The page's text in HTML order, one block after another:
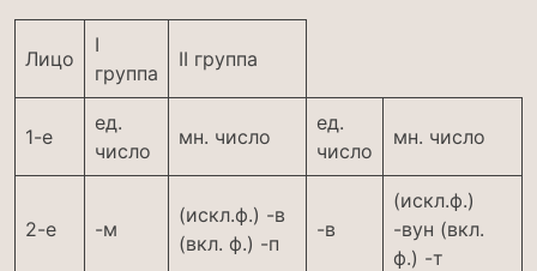
Лицо
I
группа
II группа
1-е
ед.
число
мн. число
ед.
число
мн. число
2-е -м
(искл.ф.) -в
(вкл. ф.) -п
-в
(искл.ф.)
-вун (вкл.
ф.) -т